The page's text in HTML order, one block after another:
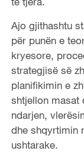
Ajo gjithashtu
për punën e
kryesore,
strategjisë së
planifikimin e
shtjellon masat
ndarjen,
dhe shqyrtimin
ushtarake.